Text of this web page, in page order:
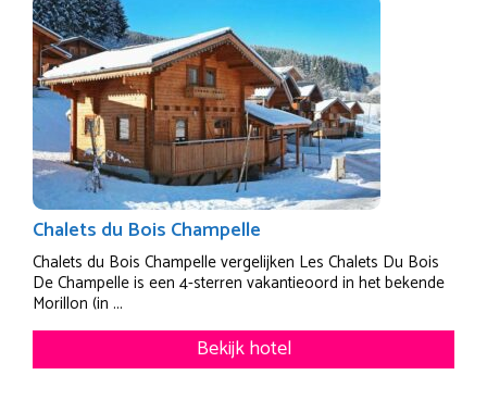
Chalets du Bois Champelle
Chalets du Bois Champelle vergelijken Les Chalets Du Bois
De Champelle is een 4-sterren vakantieoord in het bekende
Morillon (in ...
Bekijk hotel